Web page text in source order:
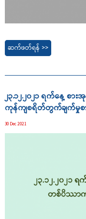
ဆက်ဖတ်ရန် >>
၂၃.၁၂.၂၀၂၁ ရက်နေ့ စ
ကုန်ကျစရိတ်တွက်ချက်မှုစ
30 Dec 2021